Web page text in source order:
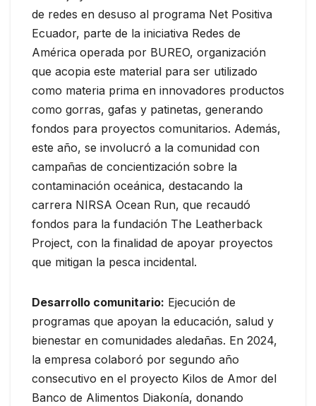
de redes en desuso al programa Net Positiva
Ecuador, parte de la iniciativa Redes de
América operada por BUREO, organización
que acopia este material para ser utilizado
como materia prima en innovadores productos
como gorras, gafas y patinetas, generando
fondos para proyectos comunitarios. Además,
este año, se involucró a la comunidad con
campañas de concientización sobre la
contaminación oceánica, destacando la
carrera NIRSA Ocean Run, que recaudó
fondos para la fundación The Leatherback
Project, con la finalidad de apoyar proyectos
que mitigan la pesca incidental.
Desarrollo comunitario: Ejecución de
programas que apoyan la educación, salud y
bienestar en comunidades aledañas. En 2024,
la empresa colaboró por segundo año
consecutivo en el proyecto Kilos de Amor del
Banco de Alimentos Diakonía, donando